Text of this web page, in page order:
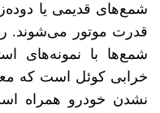
شمع‌های قدیمی یا
قدرت موتور می‌شوند.
شمع‌ها با نمونه‌های
خرابی کوئل است که
نشدن خودرو همراه